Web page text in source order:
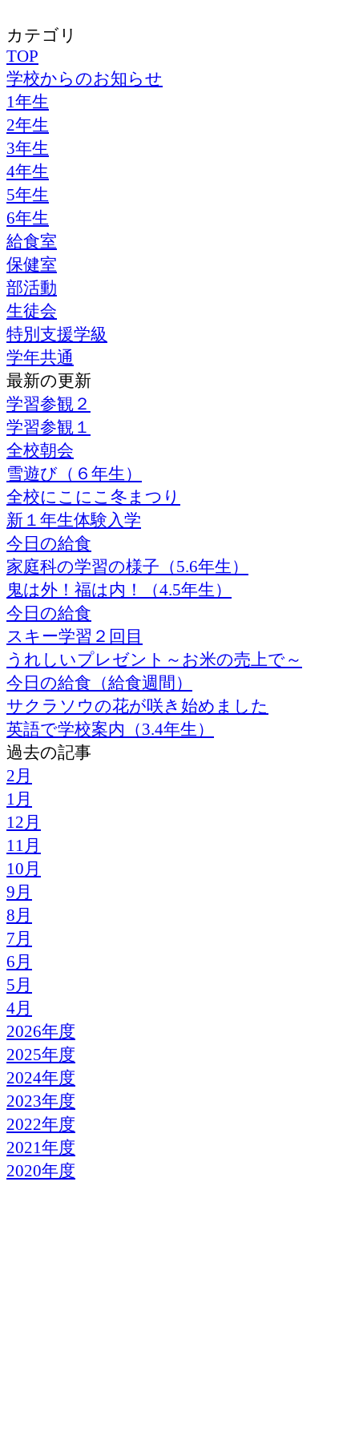
カテゴリ
TOP
学校からのお知らせ
1年生
2年生
3年生
4年生
5年生
6年生
給食室
保健室
部活動
生徒会
特別支援学級
学年共通
最新の更新
学習参観２
学習参観１
全校朝会
雪遊び（６年生）
全校にこにこ冬まつり
新１年生体験入学
今日の給食
家庭科の学習の様子（5.6年生）
鬼は外！福は内！（4.5年生）
今日の給食
スキー学習２回目
うれしいプレゼント～お米の売上で～
今日の給食（給食週間）
サクラソウの花が咲き始めました
英語で学校案内（3.4年生）
過去の記事
2月
1月
12月
11月
10月
9月
8月
7月
6月
5月
4月
2026年度
2025年度
2024年度
2023年度
2022年度
2021年度
2020年度